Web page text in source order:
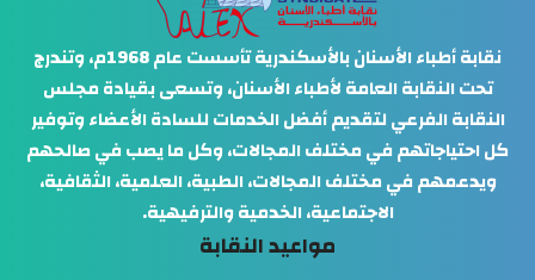
نقابة أطباء الأسنان بالأسكندرية تأسست عام 1968م، وتندرج
تحت النقابة العامة لأطباء الأسنان، وتسعى بقيادة مجلس
النقابة الفرعي لتقديم أفضل الخدمات للسادة الأعضاء وتوفير
كل احتياجاتهم في مختلف المجالات، وكل ما يصب في صالحهم
ويدعمهم في مختلف المجالات، الطبية، العلمية، الثقافية،
الاجتماعية، الخدمية والترفيهية.
مواعيد النقابة